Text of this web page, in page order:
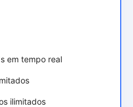
em tempo real
ilimitados